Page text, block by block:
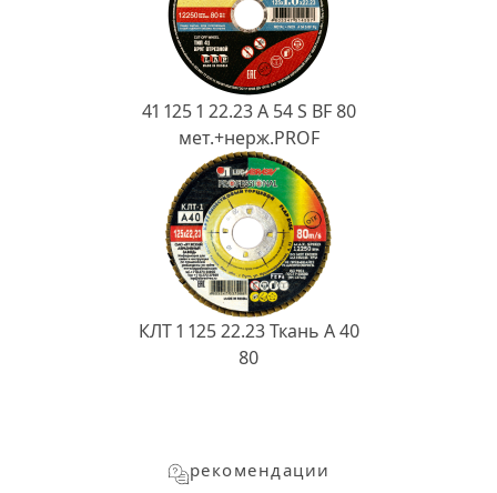
41 125 1 22.23 A 54 S BF 80
мет.+нерж.PROF
КЛТ 1 125 22.23 Ткань A 40
80
рекомендации